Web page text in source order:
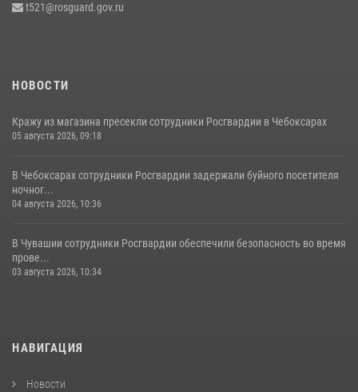
встреча с священнослужителем
t521@rosguard.gov.ru
НОВОСТИ
Кражу из магазина пресекли сотрудники Росгвардии в Чебоксарах
05 августа 2026, 09:18
В Чебоксарах сотрудники Росгвардии задержали буйного посетителя
ночног...
04 августа 2026, 10:36
В Чувашии сотрудники Росгвардии обеспечили безопасность во время
прове...
03 августа 2026, 10:34
НАВИГАЦИЯ
Новости